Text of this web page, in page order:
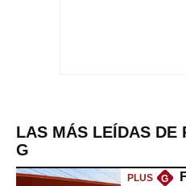
LAS MÁS LEÍDAS DE
G
PLUS G